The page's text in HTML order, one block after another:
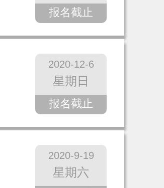
报名截止
2020-12-6
星期日
报名截止
2020-9-19
星期六